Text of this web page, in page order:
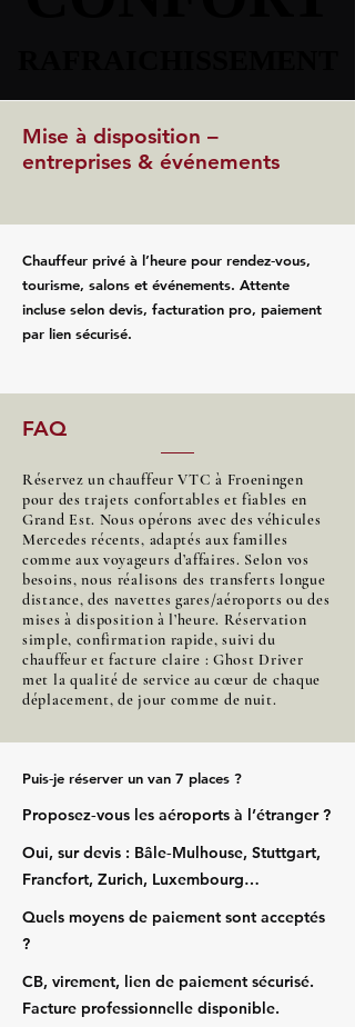
Mise à disposition –
entreprises & événements
Chauffeur privé à l’heure pour rendez‑vous,
tourisme, salons et événements. Attente
incluse selon devis, facturation pro, paiement
par lien sécurisé.
FAQ
Réservez un chauffeur VTC à Froeningen
pour des trajets confortables et fiables en
Grand Est. Nous opérons avec des véhicules
Mercedes récents, adaptés aux familles
comme aux voyageurs d’affaires. Selon vos
besoins, nous réalisons des transferts longue
distance, des navettes gares/aéroports ou des
mises à disposition à l’heure. Réservation
simple, confirmation rapide, suivi du
chauffeur et facture claire : Ghost Driver
met la qualité de service au cœur de chaque
déplacement, de jour comme de nuit.
Puis‑je réserver un van 7 places ?
Proposez‑vous les aéroports à l’étranger ?
Oui, sur devis : Bâle‑Mulhouse, Stuttgart,
Francfort, Zurich, Luxembourg…
Quels moyens de paiement sont acceptés
?
CB, virement, lien de paiement sécurisé.
Facture professionnelle disponible.